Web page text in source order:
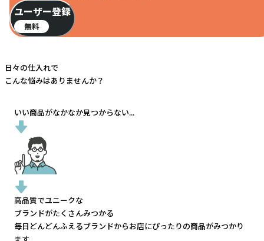
ユーザー登録
無料
日々の仕入れで
こんな悩みはありませんか？
いい商品がなかなか見つからない...
高品質でユニークな
ブランドがたくさんみつかる
毎日どんどんふえるブランドからお店にぴったりの商品がみつかり